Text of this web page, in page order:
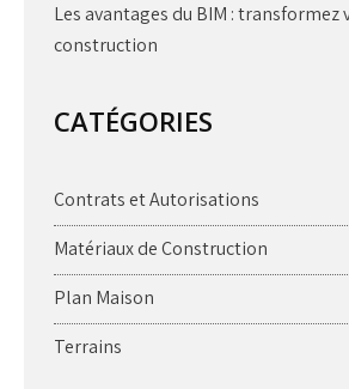
Les avantages du BIM : transformez
construction
CATÉGORIES
Contrats et Autorisations
Matériaux de Construction
Plan Maison
Terrains